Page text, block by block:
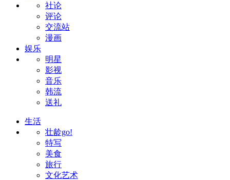
社论
评论
交流站
漫画
娱乐
明星
影视
音乐
韩流
送礼
生活
壮龄go!
特写
美食
旅行
文化艺术